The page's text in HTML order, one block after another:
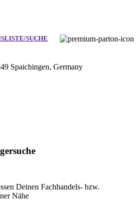
SUCHE
Spaichingen, Germany
Deinen Fachhandels- bzw.
Nähe